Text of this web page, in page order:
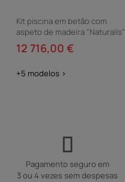
Kit piscina em betão com
aspeto de madeira "Naturalis"
- 7,5 x 3,24 x 1,40 m
12 716,00 €
+5 modelos >
Pagamento seguro em
3 ou 4 vezes sem despesas